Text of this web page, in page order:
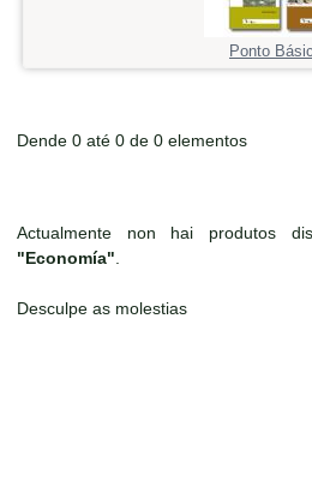
Ponto
Dende 0 até 0 de 0 elementos
Actualmente non hai produtos
"Economía"
Desculpe as molestias